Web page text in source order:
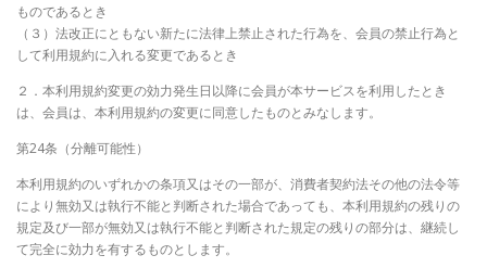
ものであるとき
（３）法改正にともない新たに法律上禁止された行為を、会員の禁止行為と
して利用規約に入れる変更であるとき
２．本利用規約変更の効力発生日以降に会員が本サービスを利用したとき
は、会員は、本利用規約の変更に同意したものとみなします。
第24条（分離可能性）
本利用規約のいずれかの条項又はその一部が、消費者契約法その他の法令等
により無効又は執行不能と判断された場合であっても、本利用規約の残りの
規定及び一部が無効又は執行不能と判断された規定の残りの部分は、継続し
て完全に効力を有するものとします。